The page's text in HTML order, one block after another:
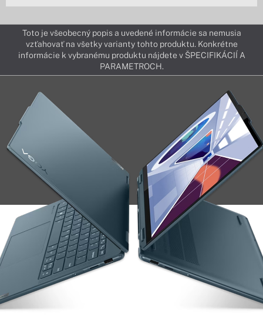
Toto je všeobecný popis a uvedené informácie sa nemusia
vzťahovať na všetky varianty tohto produktu. Konkrétne
informácie k vybranému produktu nájdete v ŠPECIFIKÁCIÍ A
PARAMETROCH.